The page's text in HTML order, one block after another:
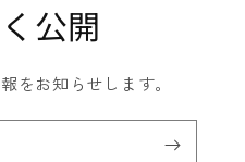
公開
をお知らせします。